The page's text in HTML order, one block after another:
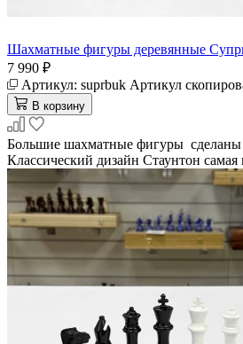
Шахматные фигуры деревянные
7 990 ₽
Артикул: suprbuk Артикул
В корзину
Большие шахматные фигуры сделаны
Классический дизайн Стаунтон